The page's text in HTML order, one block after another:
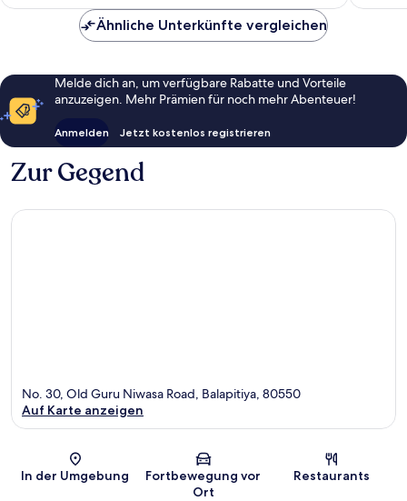
Ähnliche Unterkünfte vergleichen
Melde dich an, um verfügbare Rabatte und Vorteile
anzuzeigen. Mehr Prämien für noch mehr Abenteuer!
Anmelden Jetzt kostenlos registrieren
Zur Gegend
Karte
No. 30, Old Guru Niwasa Road, Balapitiya, 80550
Auf Karte anzeigen
In der Umgebung
Fortbewegung vor
Ort
Restaurants